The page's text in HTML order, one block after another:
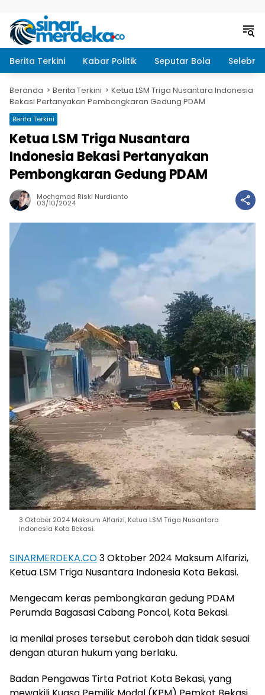
Berita Terkini Kabar Politik Seputar Bola
Beranda Berita Terkini
Ketua LSM Triga Nusantara Indonesia
Bekasi Pertanyakan Pembongkaran Gedung PDAM
Berita Terkini
Ketua LSM Triga Nusantara
Indonesia Bekasi Pertanyakan
Pembongkaran Gedung PDAM
Mochamad Riski Nurdianto
03/10/2024
3 Oktober 2024 Maksum Alfarizi, Ketua LSM Triga Nusantara
Indonesia Kota Bekasi.
SINARMERDEKA.CO3 Oktober 2024 Maksum Alfarizi,
Ketua LSM Triga Nusantara Indonesia Kota Bekasi.
Mengecam keras pembongkaran gedung PDAM
Perumda Bagasasi Cabang Poncol, Kota Bekasi.
Ia menilai proses tersebut ceroboh dan tidak sesuai
dengan aturan hukum yang berlaku.
Badan Pengawas Tirta Patriot Kota Bekasi, yang